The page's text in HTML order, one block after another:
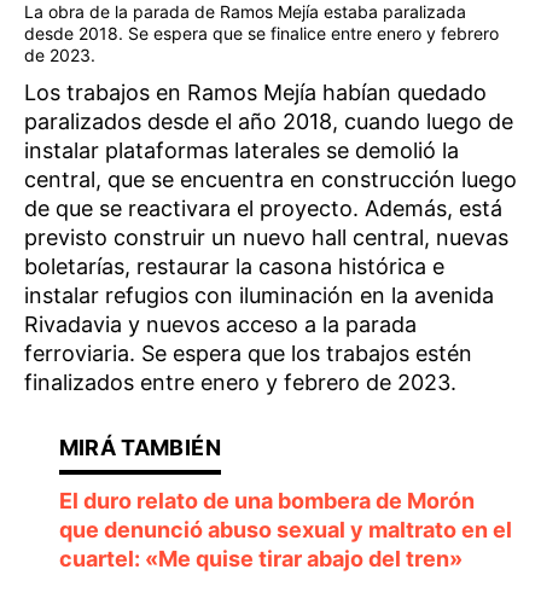
La obra de la parada de Ramos Mejía estaba paralizada
desde 2018. Se espera que se finalice entre enero y febrero
de 2023.
Los trabajos en Ramos Mejía habían quedado
paralizados desde el año 2018, cuando luego de
instalar plataformas laterales se demolió la
central, que se encuentra en construcción luego
de que se reactivara el proyecto. Además, está
previsto construir un nuevo hall central, nuevas
boletarías, restaurar la casona histórica e
instalar refugios con iluminación en la avenida
Rivadavia y nuevos acceso a la parada
ferroviaria. Se espera que los trabajos estén
finalizados entre enero y febrero de 2023.
El duro relato de una bombera de Morón
que denunció abuso sexual y maltrato en el
cuartel: «Me quise tirar abajo del tren»